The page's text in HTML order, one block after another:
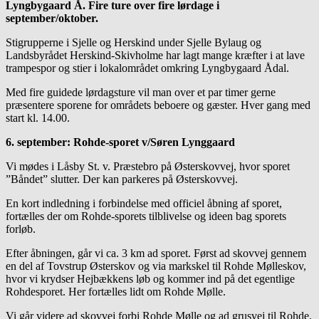
Lyngbygaard Å. Fire ture over fire lørdage i
september/oktober.
Stigrupperne i Sjelle og Herskind under Sjelle Bylaug og
Landsbyrådet Herskind-Skivholme har lagt mange kræfter i at lave
trampespor og stier i lokalområdet omkring Lyngbygaard Ådal.
Med fire guidede lørdagsture vil man over et par timer gerne
præsentere sporene for områdets beboere og gæster. Hver gang med
start kl. 14.00.
6. september: Rohde-sporet v/Søren Lynggaard
Vi mødes i Låsby St. v. Præstebro på Østerskovvej, hvor sporet
”Båndet” slutter. Der kan parkeres på Østerskovvej.
En kort indledning i forbindelse med officiel åbning af sporet,
fortælles der om Rohde-sporets tilblivelse og ideen bag sporets
forløb.
Efter åbningen, går vi ca. 3 km ad sporet. Først ad skovvej gennem
en del af Tovstrup Østerskov og via markskel til Rohde Mølleskov,
hvor vi krydser Hejbækkens løb og kommer ind på det egentlige
Rohdesporet. Her fortælles lidt om Rohde Mølle.
Vi går videre ad skovvej forbi Rohde Mølle og ad grusvej til Rohde.